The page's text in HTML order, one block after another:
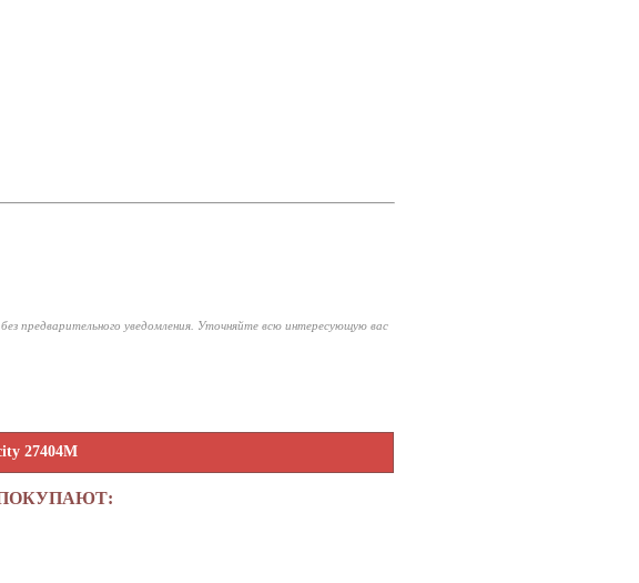
предварительного уведомления. Уточняйте всю интересующую вас
27404M
ПОКУПАЮТ: